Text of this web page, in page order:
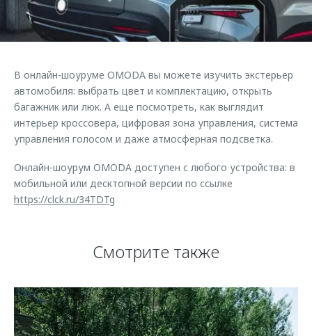
Страхование
Кредитный калькулятор
Одежда и сувениры
Оригинальные аксессуары
Запчасти
Калькулятор трейд-ин
Клиентская поддержка
O&J Автоклуб
Приложение O&J
Одежда и сувениры
Оригинальные аксессуары
Запчасти
Обратная связь
В онлайн-шоуруме OMODA вы можете изучить экстерьер
автомобиля: выбрать цвет и комплектацию, открыть
багажник или люк. А еще посмотреть, как выглядит
интерьер кроссовера, цифровая зона управления, система
управления голосом и даже атмосферная подсветка.
Онлайн-шоурум OMODA доступен с любого устройства: в
мобильной или десктопной версии по ссылке
https://clck.ru/34TDTg
Смотрите также